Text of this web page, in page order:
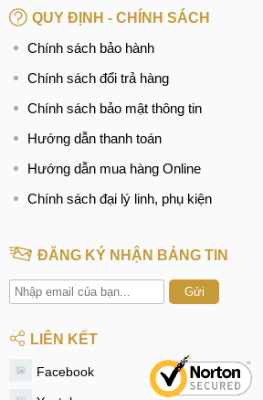
Pad Neo
OPPO Pad Air
Ảnh minh họa
hình ảnh với góc nhìn rộng và màu
này có tỷ lệ 7:5 khá lạ, thực tế trải
không quá ngắn và cung không
QUY ĐỊNH - CHÍNH SÁCH
Chính sách bảo hành
Chính sách đổi trả hàng
Chính sách bảo mật thông tin
Hướng dẫn thanh toán
Hướng dẫn mua hàng Online
Chính sách đại lý linh, phụ kiện
ĐĂNG KÝ NHẬN BẢNG TIN
Gửi
LIÊN KẾT
Facebook